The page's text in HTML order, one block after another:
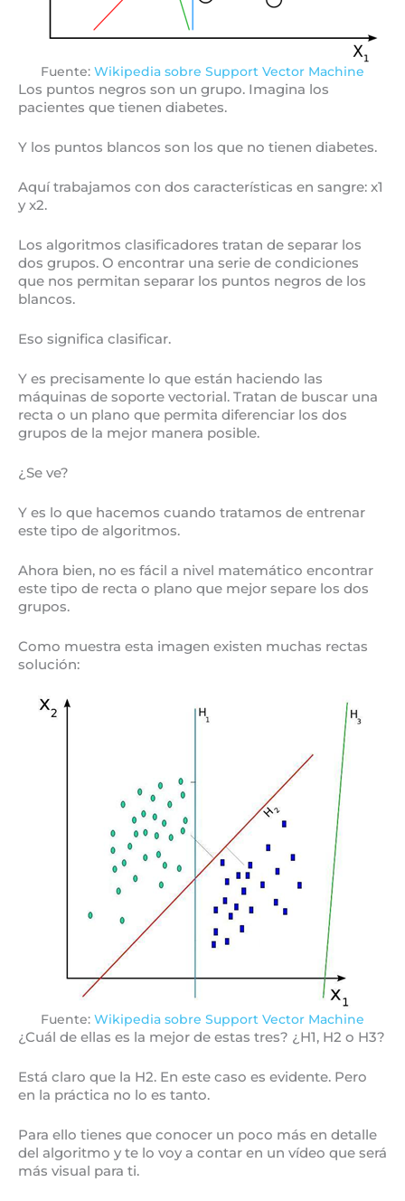
Fuente: Wikipedia sobre Support Vector Machine
Los puntos negros son un grupo. Imagina los
pacientes que tienen diabetes.
Y los puntos blancos son los que no tienen diabetes.
Aquí trabajamos con dos características en sangre: x1
y x2.
Los algoritmos clasificadores tratan de separar los
dos grupos. O encontrar una serie de condiciones
que nos permitan separar los puntos negros de los
blancos.
Eso significa clasificar.
Y es precisamente lo que están haciendo las
máquinas de soporte vectorial. Tratan de buscar una
recta o un plano que permita diferenciar los dos
grupos de la mejor manera posible.
¿Se ve?
Y es lo que hacemos cuando tratamos de entrenar
este tipo de algoritmos.
Ahora bien, no es fácil a nivel matemático encontrar
este tipo de recta o plano que mejor separe los dos
grupos.
Como muestra esta imagen existen muchas rectas
solución:
Fuente: Wikipedia sobre Support Vector Machine
¿Cuál de ellas es la mejor de estas tres? ¿H1, H2 o H3?
Está claro que la H2. En este caso es evidente. Pero
en la práctica no lo es tanto.
Para ello tienes que conocer un poco más en detalle
del algoritmo y te lo voy a contar en un vídeo que será
más visual para ti.